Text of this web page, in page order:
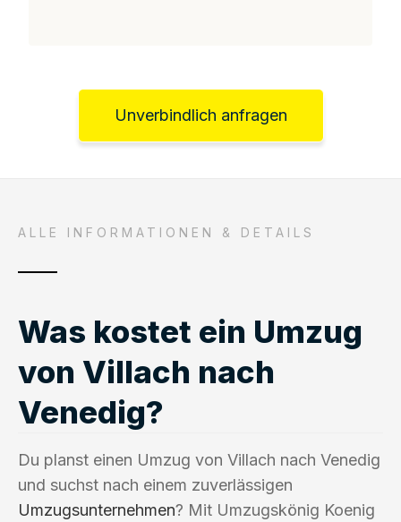
Unverbindlich anfragen
ALLE INFORMATIONEN & DETAILS
Was kostet ein Umzug
von Villach nach
Venedig?
Du planst einen Umzug von Villach nach Venedig
und suchst nach einem zuverlässigen
Umzugsunternehmen? Mit Umzugskönig Koenig